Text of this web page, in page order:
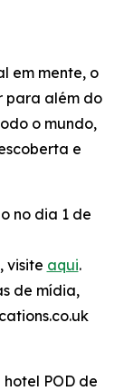
em mente, o
para além do
o mundo,
e
no dia 1 de
visite aqui.
de mídia,
POD de